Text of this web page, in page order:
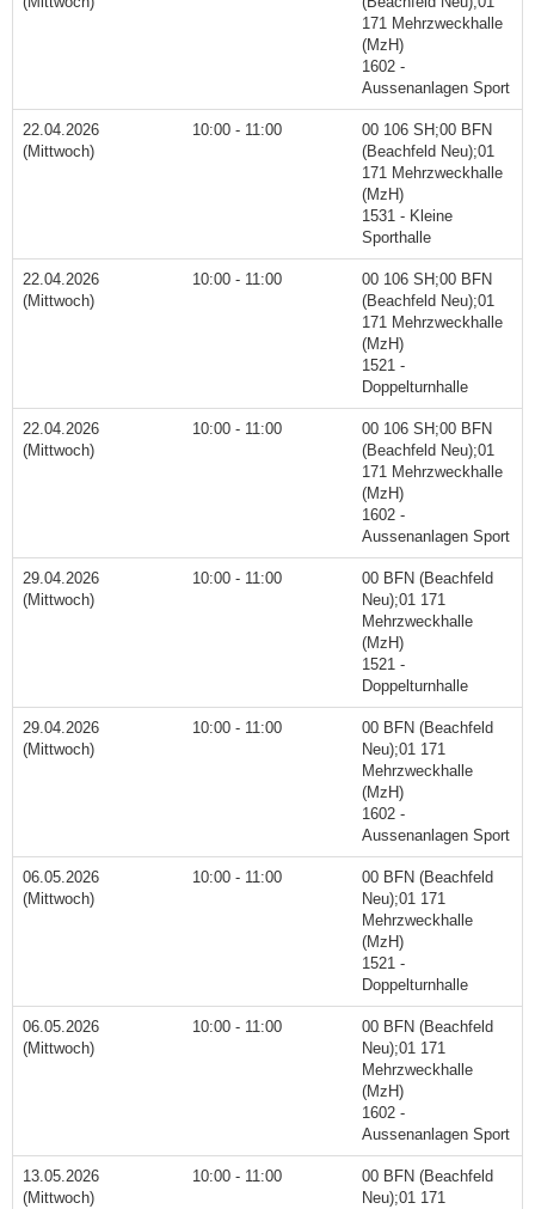
171 Mehrzweckhalle
(MzH)
1602 -
Aussenanlagen Sport
22.04.2026
(Mittwoch)
10:00 - 11:00
00 106 SH;00 BFN
(Beachfeld Neu);01
171 Mehrzweckhalle
(MzH)
1531 - Kleine
Sporthalle
22.04.2026
(Mittwoch)
10:00 - 11:00
00 106 SH;00 BFN
(Beachfeld Neu);01
171 Mehrzweckhalle
(MzH)
1521 -
Doppelturnhalle
22.04.2026
(Mittwoch)
10:00 - 11:00
00 106 SH;00 BFN
(Beachfeld Neu);01
171 Mehrzweckhalle
(MzH)
1602 -
Aussenanlagen Sport
29.04.2026
(Mittwoch)
10:00 - 11:00
00 BFN (Beachfeld
Neu);01 171
Mehrzweckhalle
(MzH)
1521 -
Doppelturnhalle
29.04.2026
(Mittwoch)
10:00 - 11:00
00 BFN (Beachfeld
Neu);01 171
Mehrzweckhalle
(MzH)
1602 -
Aussenanlagen Sport
06.05.2026
(Mittwoch)
10:00 - 11:00
00 BFN (Beachfeld
Neu);01 171
Mehrzweckhalle
(MzH)
1521 -
Doppelturnhalle
06.05.2026
(Mittwoch)
10:00 - 11:00
00 BFN (Beachfeld
Neu);01 171
Mehrzweckhalle
(MzH)
1602 -
Aussenanlagen Sport
13.05.2026
(Mittwoch)
10:00 - 11:00
00 BFN (Beachfeld
Neu);01 171